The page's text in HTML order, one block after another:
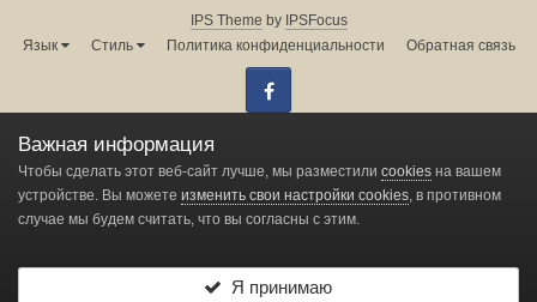
IPS Theme by IPSFocus
Язык
Стиль Политика конфиденциальности Обратная связь
Администрация форума:
Powered by Invision Community
Change privacy settings
Важная информация
Чтобы сделать этот веб-сайт лучше, мы разместили cookies на вашем
устройстве. Вы можете изменить свои настройки cookies, в противном
случае мы будем считать, что вы согласны с этим.
Я принимаю